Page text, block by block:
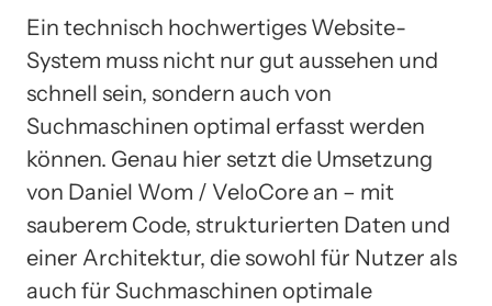
Ein technisch hochwertiges Website-
System muss nicht nur gut aussehen und
schnell sein, sondern auch von
Suchmaschinen optimal erfasst werden
können. Genau hier setzt die Umsetzung
von Daniel Wom / VeloCore an – mit
sauberem Code, strukturierten Daten und
einer Architektur, die sowohl für Nutzer als
auch für Suchmaschinen optimale